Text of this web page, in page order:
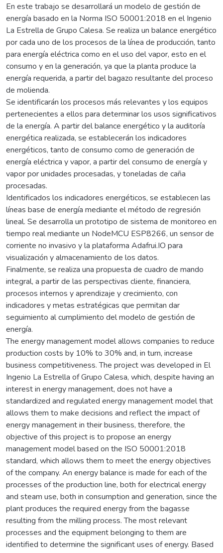
En este trabajo se desarrollará un modelo de gestión de
energía basado en la Norma ISO 50001:2018 en el Ingenio
La Estrella de Grupo Calesa. Se realiza un balance energético
por cada uno de los procesos de la línea de producción, tanto
para energía eléctrica como en el uso del vapor, esto en el
consumo y en la generación, ya que la planta produce la
energía requerida, a partir del bagazo resultante del proceso
de molienda.
Se identificarán los procesos más relevantes y los equipos
pertenecientes a ellos para determinar los usos significativos
de la energía. A partir del balance energético y la auditoría
energética realizada, se establecerán los indicadores
energéticos, tanto de consumo como de generación de
energía eléctrica y vapor, a partir del consumo de energía y
vapor por unidades procesadas, y toneladas de caña
procesadas.
Identificados los indicadores energéticos, se establecen las
líneas base de energía mediante el método de regresión
lineal. Se desarrolla un prototipo de sistema de monitoreo en
tiempo real mediante un NodeMCU ESP8266, un sensor de
corriente no invasivo y la plataforma Adafrui.IO para
visualización y almacenamiento de los datos.
Finalmente, se realiza una propuesta de cuadro de mando
integral, a partir de las perspectivas cliente, financiera,
procesos internos y aprendizaje y crecimiento, con
indicadores y metas estratégicas que permitan dar
seguimiento al cumplimiento del modelo de gestión de
energía.
The energy management model allows companies to reduce
production costs by 10% to 30% and, in turn, increase
business competitiveness. The project was developed in El
Ingenio La Estrella of Grupo Calesa, which, despite having an
interest in energy management, does not have a
standardized and regulated energy management model that
allows them to make decisions and reflect the impact of
energy management in their business, therefore, the
objective of this project is to propose an energy
management model based on the ISO 50001:2018
standard, which allows them to meet the energy objectives
of the company. An energy balance is made for each of the
processes of the production line, both for electrical energy
and steam use, both in consumption and generation, since the
plant produces the required energy from the bagasse
resulting from the milling process. The most relevant
processes and the equipment belonging to them are
identified to determine the significant uses of energy. Based